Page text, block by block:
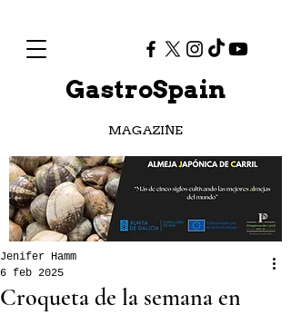
GastroSpain
MAGAZINE
Croqueta de la semana en
Jenifer Hamm
6 feb 2025